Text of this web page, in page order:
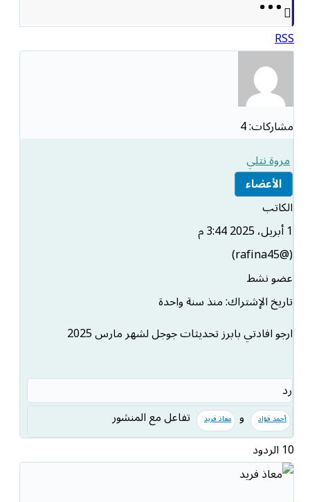
RSS
مشاركات: 4
مروة نتلي
الأعضاء
الكاتب
(@rafina45)
عضو نشط
تاريخ الإشتراك: منذ سنة واحدة
ارجو افادتي بابرز تحديثات جوجل لشهر مارس 2025
رد
أحمد فؤاد و معاذ فريد
تفاعل مع المنشور
10الردود